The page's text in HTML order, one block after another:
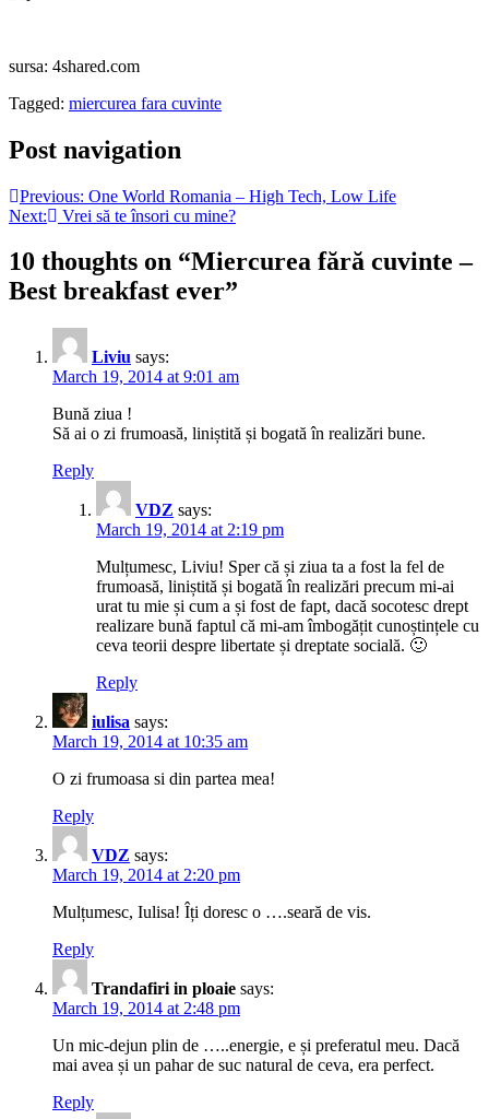
sursa: 4shared.com
Tagged: miercurea fara cuvinte
Post navigation
Previous: One World Romania – High Tech, Low Life
Next:
Vrei să te însori cu mine?
10 thoughts on “Miercurea fără cuvinte –
Best breakfast ever”
Liviu says:
March 19, 2014 at 9:01 am
Bună ziua !
Să ai o zi frumoasă, liniștită și bogată în realizări bune.
Reply
VDZ says:
March 19, 2014 at 2:19 pm
Mulțumesc, Liviu! Sper că și ziua ta a fost la fel de
frumoasă, liniștită și bogată în realizări precum mi-ai
urat tu mie și cum a și fost de fapt, dacă socotesc drept
realizare bună faptul că mi-am îmbogățit cunoștințele cu
ceva teorii despre libertate și dreptate socială. 🙂
Reply
iulisa says:
March 19, 2014 at 10:35 am
O zi frumoasa si din partea mea!
Reply
VDZ says:
March 19, 2014 at 2:20 pm
Mulțumesc, Iulisa! Îți doresc o ….seară de vis.
Reply
Trandafiri in ploaie says:
March 19, 2014 at 2:48 pm
Un mic-dejun plin de …..energie, e și preferatul meu. Dacă
mai avea și un pahar de suc natural de ceva, era perfect.
Reply